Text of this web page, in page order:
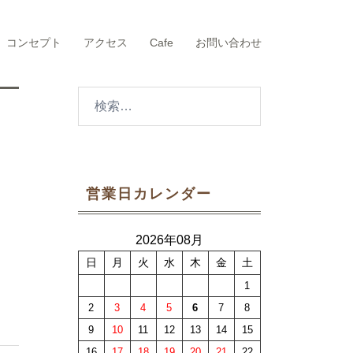
コンセプト アクセス Cafe お問い合わせ
営業日カレンダー
2026年08月
日 月 火 水 木 金 土
1
2
3 4 5 6 7
8
9
10 11 12 13 14
15